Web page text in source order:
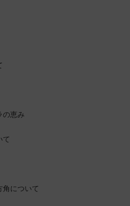
の恵み
て
角について